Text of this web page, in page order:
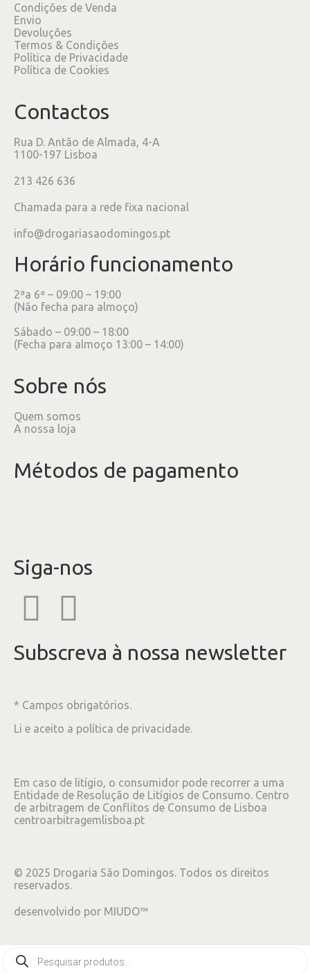
Condições de Venda
Envio
Devoluções
Termos & Condições
Política de Privacidade
Política de Cookies
Contactos
Rua D. Antão de Almada, 4-A
1100-197 Lisboa
213 426 636
Chamada para a rede fixa nacional
info@drogariasaodomingos.pt
Horário funcionamento
2ªa 6ª – 09:00 – 19:00
(Não fecha para almoço)
Sábado – 09:00 – 18:00
(Fecha para almoço 13:00 – 14:00)
Sobre nós
Quem somos
A nossa loja
Métodos de pagamento
Siga-nos
Subscreva à nossa newsletter
* Campos obrigatórios.
Li e aceito a política de privacidade.
Em caso de litígio, o consumidor pode recorrer a uma
Entidade de Resolução de Litígios de Consumo. Centro
de arbitragem de Conflitos de Consumo de Lisboa
centroarbitragemlisboa.pt
© 2025 Drogaria São Domingos. Todos os direitos
reservados.
desenvolvido por MIUDO™